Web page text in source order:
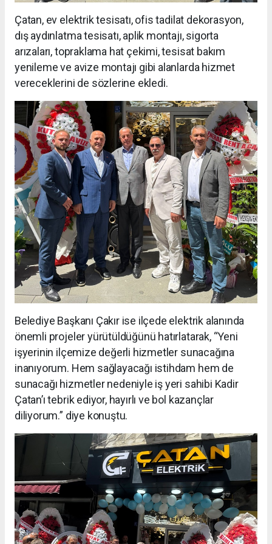
Çatan, ev elektrik tesisatı, ofis tadilat dekorasyon,
dış aydınlatma tesisatı, aplik montajı, sigorta
arızaları, topraklama hat çekimi, tesisat bakım
yenileme ve avize montajı gibi alanlarda hizmet
vereceklerini de sözlerine ekledi.
Belediye Başkanı Çakır ise ilçede elektrik alanında
önemli projeler yürütüldüğünü hatırlatarak, “Yeni
işyerinin ilçemize değerli hizmetler sunacağına
inanıyorum. Hem sağlayacağı istihdam hem de
sunacağı hizmetler nedeniyle iş yeri sahibi Kadir
Çatan’ı tebrik ediyor, hayırlı ve bol kazançlar
diliyorum.” diye konuştu.